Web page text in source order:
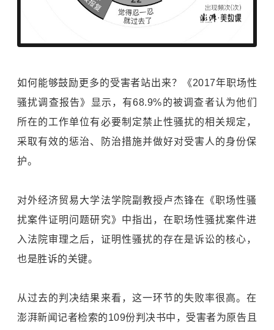
如何能够鼓励更多的受害者站出来？《2017年职场性
骚扰调查报告》显示，有68.9%的被调查者认为他们
所在的工作单位有必要制定禁止性骚扰的相关规定，
采取有效的惩治、防治措施并做好对受害人的身份保
护。
对外经济贸易大学法学院副教授卢杰锋在《职场性骚
扰案件证明问题研究》中指出，在职场性骚扰案件进
入法院审理之后，证明性骚扰的存在是诉讼的核心，
也是胜诉的关键。
从过去的判决结果来看，这一环节的失败率很高。在
澎湃新闻记者检索的109份判决书中，受害者为原告且